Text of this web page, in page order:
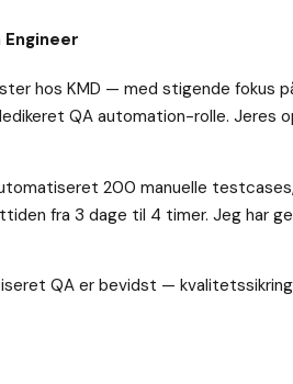
hos KMD — med stigende fokus
QA automation-rolle. Jeres
200 manuelle
fra 3 dage til 4 timer. Jeg har
QA er bevidst —